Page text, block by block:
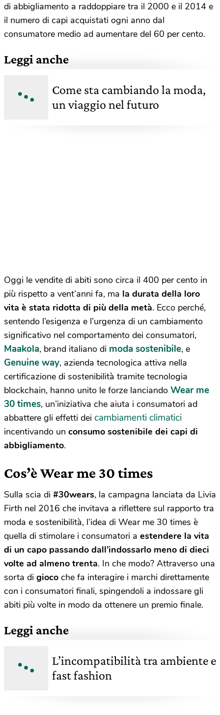
di abbigliamento a raddoppiare tra il 2000 e il 2014 e
il numero di capi acquistati ogni anno dal
consumatore medio ad aumentare del 60 per cento.
Leggi anche
Come sta cambiando la moda,
un viaggio nel futuro
Oggi le vendite di abiti sono circa il 400 per cento in
più rispetto a vent’anni fa, ma la durata della loro
vita è stata ridotta di più della metà. Ecco perché,
sentendo l’esigenza e l’urgenza di un cambiamento
significativo nel comportamento dei consumatori,
Maakola, brand italiano di moda sostenibile, e
Genuine way, azienda tecnologica attiva nella
certificazione di sostenibilità tramite tecnologia
blockchain, hanno unito le forze lanciando Wear me
30 times, un’iniziativa che aiuta i consumatori ad
abbattere gli effetti dei cambiamenti climatici
incentivando un consumo sostenibile dei capi di
abbigliamento.
Cos’è Wear me 30 times
Sulla scia di #30wears, la campagna lanciata da Livia
Firth nel 2016 che invitava a riflettere sul rapporto tra
moda e sostenibilità, l’idea di Wear me 30 times è
quella di stimolare i consumatori a estendere la vita
di un capo passando dall’indossarlo meno di dieci
volte ad almeno trenta. In che modo? Attraverso una
sorta di gioco che fa interagire i marchi direttamente
con i consumatori finali, spingendoli a indossare gli
abiti più volte in modo da ottenere un premio finale.
Leggi anche
L’incompatibilità tra ambiente e
fast fashion